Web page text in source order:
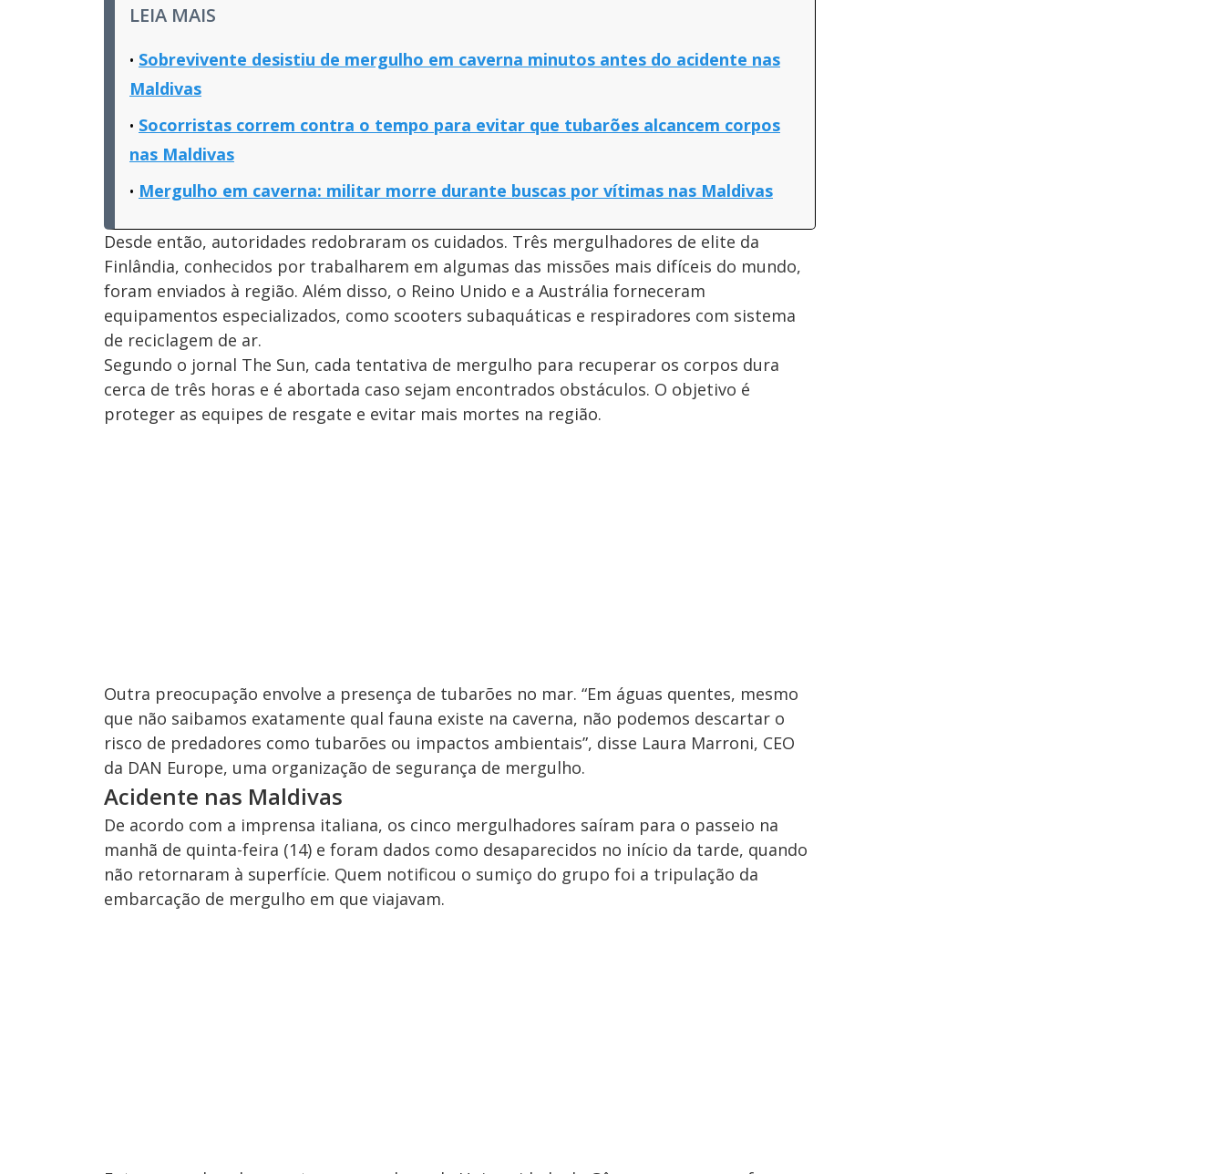
LEIA MAIS
Sobrevivente desistiu de mergulho em caverna minutos antes do acidente nas
Maldivas
Socorristas correm contra o tempo para evitar que tubarões alcancem corpos
nas Maldivas
Mergulho em caverna: militar morre durante buscas por vítimas nas Maldivas
Desde então, autoridades redobraram os cuidados. Três mergulhadores de elite da
Finlândia, conhecidos por trabalharem em algumas das missões mais difíceis do mundo,
foram enviados à região. Além disso, o Reino Unido e a Austrália forneceram
equipamentos especializados, como scooters subaquáticas e respiradores com sistema
de reciclagem de ar.
Segundo o jornal The Sun, cada tentativa de mergulho para recuperar os corpos dura
cerca de três horas e é abortada caso sejam encontrados obstáculos. O objetivo é
proteger as equipes de resgate e evitar mais mortes na região.
Outra preocupação envolve a presença de tubarões no mar. “Em águas quentes, mesmo
que não saibamos exatamente qual fauna existe na caverna, não podemos descartar o
risco de predadores como tubarões ou impactos ambientais”, disse Laura Marroni, CEO
da DAN Europe, uma organização de segurança de mergulho.
Acidente nas Maldivas
De acordo com a imprensa italiana, os cinco mergulhadores saíram para o passeio na
manhã de quinta-feira (14) e foram dados como desaparecidos no início da tarde, quando
não retornaram à superfície. Quem notificou o sumiço do grupo foi a tripulação da
embarcação de mergulho em que viajavam.